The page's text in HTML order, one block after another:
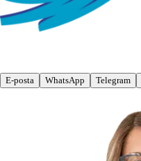
E-posta WhatsApp Telegram